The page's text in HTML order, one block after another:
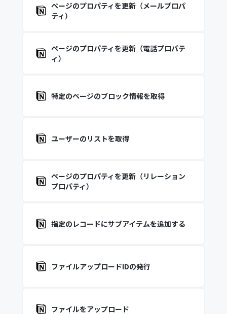
ページのプロパティを更新（メールプロパ
ティ）
ページのプロパティを更新（電話プロパテ
ィ）
特定のページのブロック情報を取得
ユーザーのリストを取得
ページのプロパティを更新（リレーション
プロパティ）
指定のレコードにサブアイテムを追加する
ファイルアップロードIDの発行
ファイルをアップロード